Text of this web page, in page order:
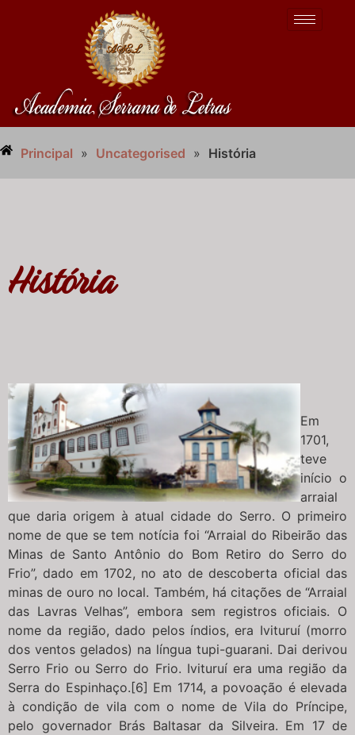
Principal » Uncategorised » História
História
Em
1701,
teve
início o
arraial
que daria origem à atual cidade do Serro. O primeiro
nome de que se tem notícia foi “Arraial do Ribeirão das
Minas de Santo Antônio do Bom Retiro do Serro do
Frio”, dado em 1702, no ato de descoberta oficial das
minas de ouro no local. Também, há citações de “Arraial
das Lavras Velhas”, embora sem registros oficiais. O
nome da região, dado pelos índios, era Ivituruí (morro
dos ventos gelados) na língua tupi-guarani. Dai derivou
Serro Frio ou Serro do Frio. Ivituruí era uma região da
Serra do Espinhaço.[6] Em 1714, a povoação é elevada
à condição de vila com o nome de Vila do Príncipe,
pelo governador Brás Baltasar da Silveira. Em 17 de